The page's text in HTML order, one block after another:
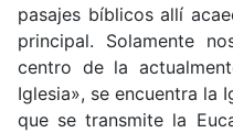
pasajes bíblicos allí
principal. Solamente
centro de la
Iglesia», se encuentra la
que se transmite la